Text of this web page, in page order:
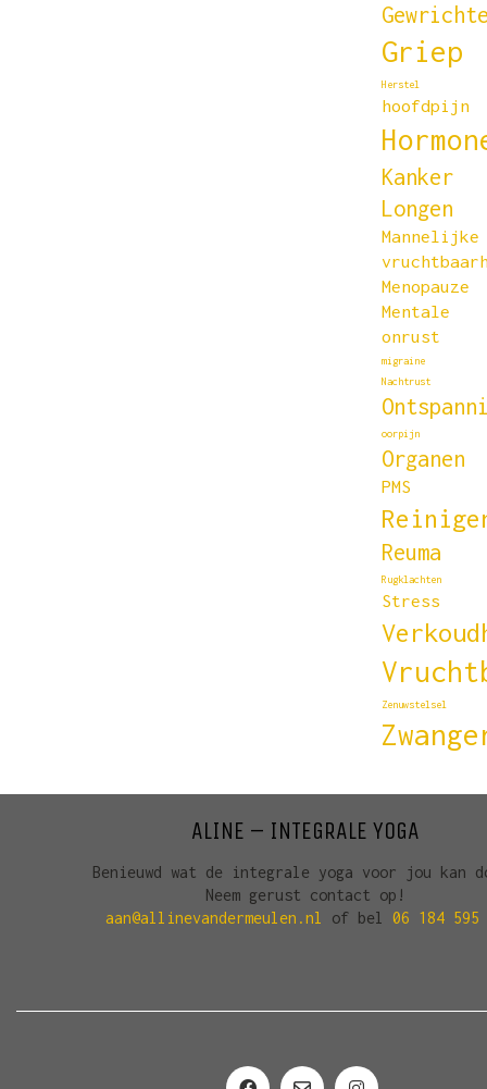
Griep
Herstel
hoofdpijn
Kanker
Longen
Mannelijke
Menopauze
Mentale
onrust
migraine
Nachtrust
oorpijn
Organen
PMS
Reuma
Rugklachten
Stress
Zenuwstelsel
ALINE – INTEGRALE YOGA
Benieuwd wat de integrale yoga voor jou kan
Neem gerust contact op!
aan@allinevandermeulen.nl
of bel 06 184 595